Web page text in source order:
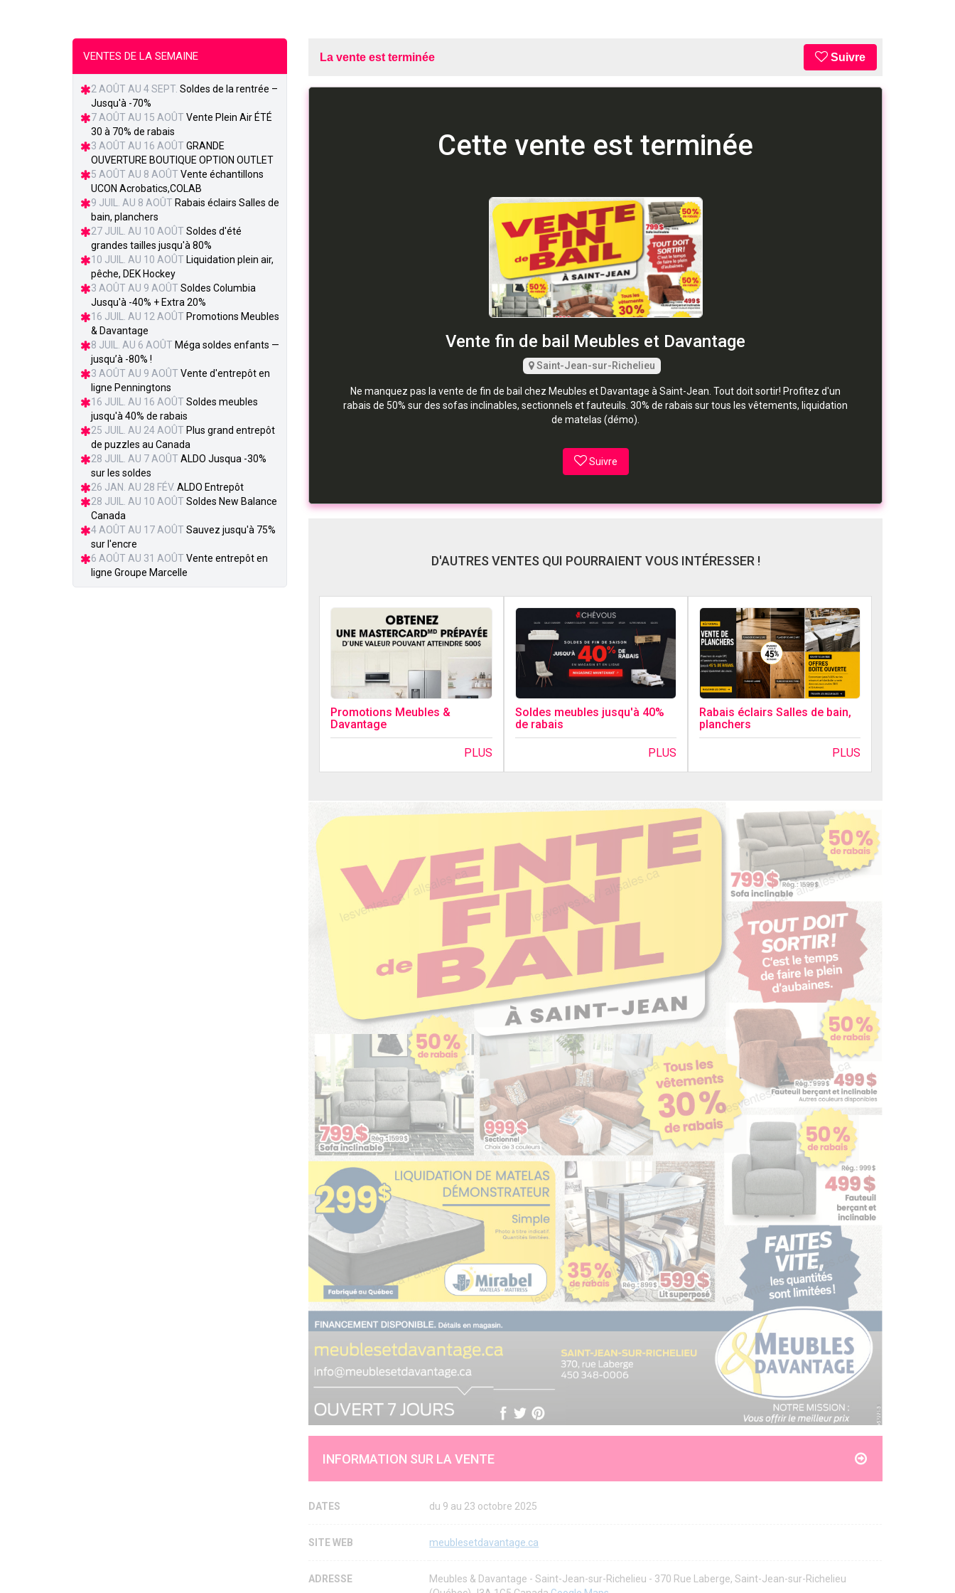
La vente est terminée Suivre
Cette vente est terminée
Vente fin de bail Meubles et Davantage
Saint-Jean-sur-Richelieu
Ne manquez pas la vente de fin de bail chez Meubles et Davantage à Saint-Jean. Tout doit sortir! Profitez d'un
rabais de 50% sur des sofas inclinables, sectionnels et fauteuils. 30% de rabais sur tous les vêtements, liquidation
de matelas (démo).
Suivre
D'AUTRES VENTES QUI POURRAIENT VOUS INTÉRESSER !
Promotions Meubles &
Davantage
PLUS
Soldes meubles jusqu'à 40%
de rabais
PLUS
Rabais éclairs Salles de bain,
planchers
PLUS
INFORMATION SUR LA VENTE
DATES du 9 au 23 octobre 2025
SITE WEB meublesetdavantage.ca
ADRESSE
Meubles & Davantage - Saint-Jean-sur-Richelieu - 370 Rue Laberge, Saint-Jean-sur-Richelieu
VENTES DE LA SEMAINE
2 AOÛT AU 4 SEPT. Soldes de la rentrée –
Jusqu'à -70%
7 AOÛT AU 15 AOÛT Vente Plein Air ÉTÉ
30 à 70% de rabais
3 AOÛT AU 16 AOÛT GRANDE
OUVERTURE BOUTIQUE OPTION OUTLET
5 AOÛT AU 8 AOÛT Vente échantillons
UCON Acrobatics,COLAB
9 JUIL. AU 8 AOÛT Rabais éclairs Salles de
bain, planchers
27 JUIL. AU 10 AOÛT Soldes d'été
grandes tailles jusqu'à 80%
10 JUIL. AU 10 AOÛT Liquidation plein air,
pêche, DEK Hockey
3 AOÛT AU 9 AOÛT Soldes Columbia
Jusqu'à -40% + Extra 20%
16 JUIL. AU 12 AOÛT Promotions Meubles
& Davantage
8 JUIL. AU 6 AOÛT Méga soldes enfants —
jusqu’à -80% !
3 AOÛT AU 9 AOÛT Vente d'entrepôt en
ligne Penningtons
16 JUIL. AU 16 AOÛT Soldes meubles
jusqu'à 40% de rabais
25 JUIL. AU 24 AOÛT Plus grand entrepôt
de puzzles au Canada
28 JUIL. AU 7 AOÛT ALDO Jusqua -30%
sur les soldes
26 JAN. AU 28 FÉV. ALDO Entrepôt
28 JUIL. AU 10 AOÛT Soldes New Balance
Canada
4 AOÛT AU 17 AOÛT Sauvez jusqu'à 75%
sur l'encre
6 AOÛT AU 31 AOÛT Vente entrepôt en
ligne Groupe Marcelle